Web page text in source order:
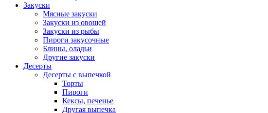
Закуски
Мясные закуски
Закуски из овощей
Закуски из рыбы
Пироги закусочные
Блины, оладьи
Другие закуски
Десерты
Десерты с выпечкой
Торты
Пироги
Кексы, печенье
Другая выпечка